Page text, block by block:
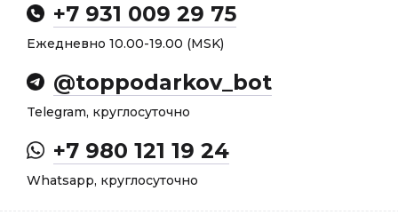
+7 931 009 29 75
Ежедневно 10.00-19.00 (MSK)
@toppodarkov_bot
Telegram, круглосуточно
+7 980 121 19 24
Whatsapp, круглосуточно